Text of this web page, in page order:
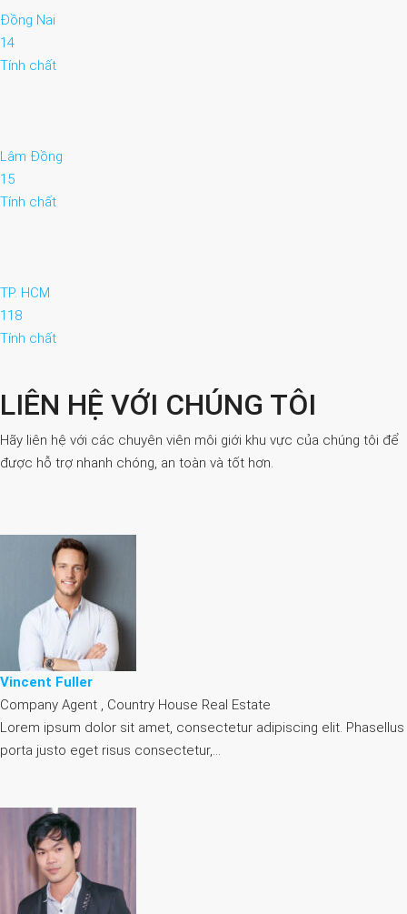
Đồng Nai
14
Tính chất
Lâm Đồng
15
Tính chất
TP. HCM
118
Tính chất
LIÊN HỆ VỚI CHÚNG TÔI
Hãy liên hệ với các chuyên viên môi giới khu vực của chúng tôi để
được hỗ trợ nhanh chóng, an toàn và tốt hơn.
Vincent Fuller
Company Agent , Country House Real Estate
Lorem ipsum dolor sit amet, consectetur adipiscing elit. Phasellus
porta justo eget risus consectetur,…